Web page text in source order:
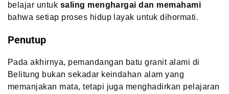
belajar untuk saling menghargai dan memahami
bahwa setiap proses hidup layak untuk dihormati.
Penutup
Pada akhirnya, pemandangan batu granit alami di
Belitung bukan sekadar keindahan alam yang
memanjakan mata, tetapi juga menghadirkan pelajaran